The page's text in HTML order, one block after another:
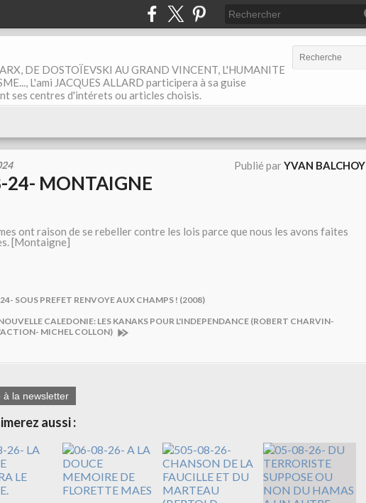
DE DOSTOÏEVSKI AU GRAND VINCENT, L'HUMANITE
L'ami JACQUES ALLARD participera à sa guise
ses centres d'intérets ou articles choisis.
Publié parYVAN BALCHOY
24- MONTAIGNE
ont raison de se rebeller contre les lois parce que nous les avons faites
[Montaigne]
SOUS PREFET RENVOYE AUX CHAMPS ! (2008)
CALEDONIE: LES KANAKS POUR L'INDEPENDANCE (ROBERT CHARVIN-
MICHEL COLLON)
à la newsletter
aussi :